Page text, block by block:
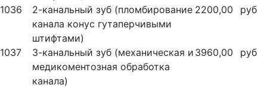
1036
2-канальный зуб (пломбирование
канала конус гутаперчивыми
штифтами)
2200,00 руб
1037
3-канальный зуб (механическая и
медикоментозная обработка
канала)
3960,00 руб